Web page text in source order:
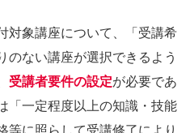
対象講座について、「受講希
のない講座が選択できるよう
受講者要件の設定が必要であ
「一定程度以上の知識・技能